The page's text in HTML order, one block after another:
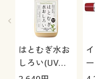
はとむぎ水お
しろい(UVタ
イプ)
ム